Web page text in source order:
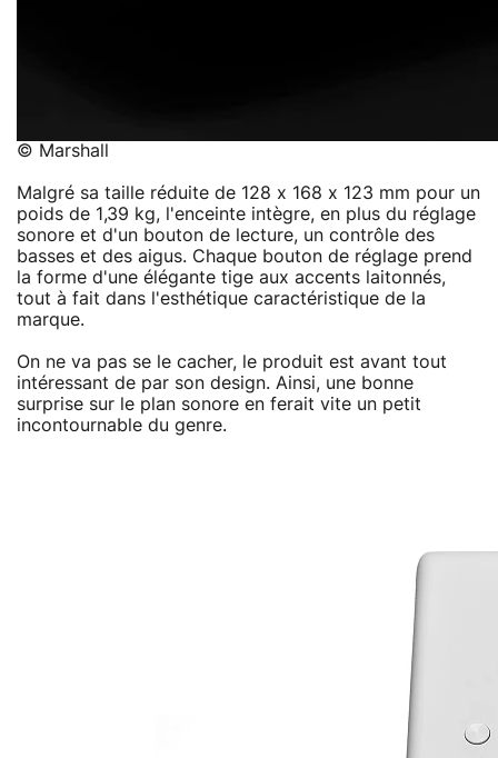
© Marshall
Malgré sa taille réduite de 128 x 168 x 123 mm pour un
poids de 1,39 kg, l'enceinte intègre, en plus du réglage
sonore et d'un bouton de lecture, un contrôle des
basses et des aigus. Chaque bouton de réglage prend
la forme d'une élégante tige aux accents laitonnés,
tout à fait dans l'esthétique caractéristique de la
marque.
On ne va pas se le cacher, le produit est avant tout
intéressant de par son design. Ainsi, une bonne
surprise sur le plan sonore en ferait vite un petit
incontournable du genre.